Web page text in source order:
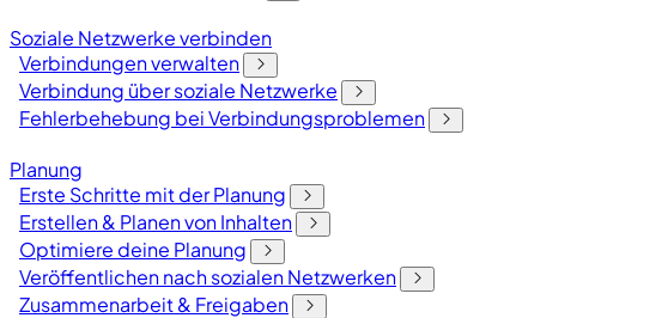
Soziale Netzwerke verbinden
Verbindungen verwalten
Verbindung über soziale Netzwerke
Fehlerbehebung bei Verbindungsproblemen
Planung
Erste Schritte mit der Planung
Erstellen & Planen von Inhalten
Optimiere deine Planung
Veröffentlichen nach sozialen Netzwerken
Zusammenarbeit & Freigaben